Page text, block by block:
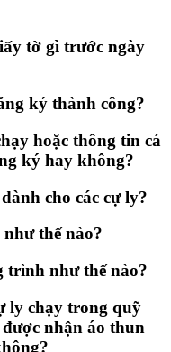
tờ gì trước ngày
ký thành công?
hoặc thông tin cá
ký hay không?
cho các cự ly?
thế nào?
trình như thế nào?
ly chạy trong quỹ
nhận áo thun